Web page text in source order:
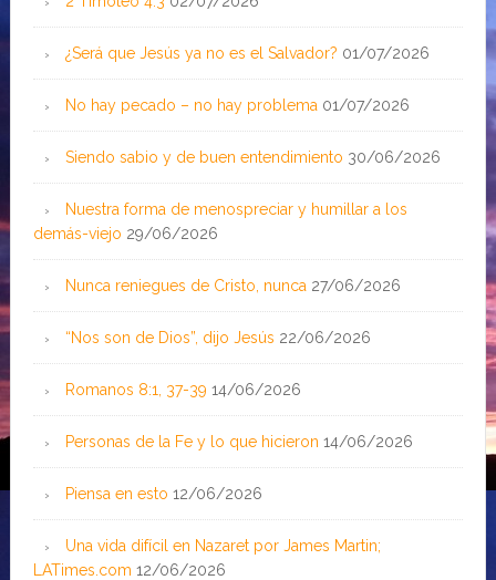
¿Será que Jesús ya no es el Salvador? 01/07/2026
No hay pecado – no hay problema 01/07/2026
Siendo sabio y de buen entendimiento 30/06/2026
Nuestra forma de menospreciar y humillar a los
demás-viejo 29/06/2026
Nunca reniegues de Cristo, nunca 27/06/2026
“Nos son de Dios”, dijo Jesús 22/06/2026
Romanos 8:1, 37-39 14/06/2026
Personas de la Fe y lo que hicieron 14/06/2026
Piensa en esto 12/06/2026
Una vida difícil en Nazaret por James Martin;
LATimes.com 12/06/2026